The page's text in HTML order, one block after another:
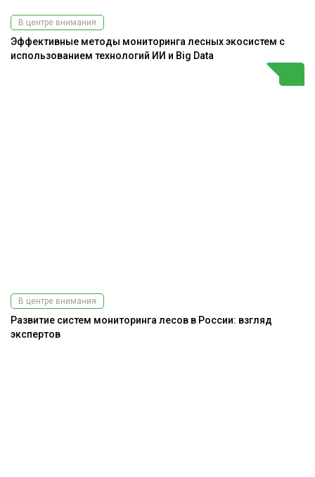
В центре внимания
Эффективные методы мониторинга лесных экосистем с
использованием технологий ИИ и Big Data
В центре внимания
Развитие систем мониторинга лесов в России: взгляд
экспертов